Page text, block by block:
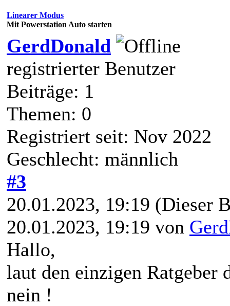
Linearer Modus
Mit Powerstation Auto starten
GerdDonald
registrierter Benutzer
Beiträge: 1
Themen: 0
Registriert seit: Nov 2022
Geschlecht: männlich
#3
20.01.2023, 19:19 (Dieser
20.01.2023, 19:19 von
Hallo,
laut den einzigen Ratgeber
nein !